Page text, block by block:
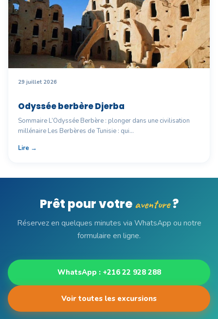
29 juillet 2026
Odyssée berbère Djerba
Sommaire L’Odyssée Berbère : plonger dans une civilisation
millénaire Les Berbères de Tunisie : qui…
Lire →
Prêt pour votre aventure?
Réservez en quelques minutes via WhatsApp ou notre
formulaire en ligne.
WhatsApp : +216 22 928 288
Voir toutes les excursions